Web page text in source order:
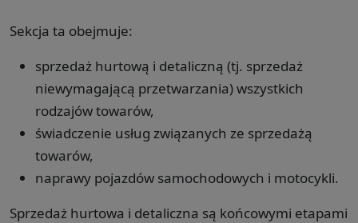
Sekcja ta obejmuje:
sprzedaż hurtową i detaliczną (tj. sprzedaż
niewymagającą przetwarzania) wszystkich
rodzajów towarów,
świadczenie usług związanych ze sprzedażą
towarów,
naprawy pojazdów samochodowych i motocykli.
Sprzedaż hurtowa i detaliczna są końcowymi etapami